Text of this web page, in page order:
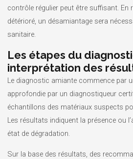
contrôle régulier peut être suffisant. En
détérioré, un désamiantage sera
sanitaire.
Les étapes du
interprétation des
Le diagnostic amiante commence par
approfondie par un diagnostiqueur
échantillons des matériaux suspects
Les résultats indiquent la présence ou
état de dégradation.
Sur la base des résultats, des